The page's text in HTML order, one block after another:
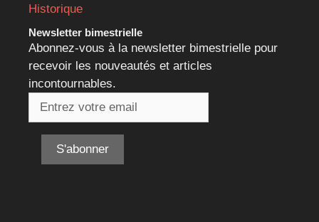
Historique
Newsletter bimestrielle
Abonnez-vous à la newsletter bimestrielle pour
recevoir les nouveautés et articles
incontournables.